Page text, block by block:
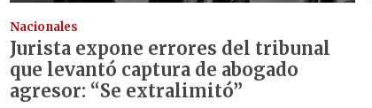
Nacionales
Jurista expone errores del tribunal
que levantó captura de abogado
agresor: “Se extralimitó”